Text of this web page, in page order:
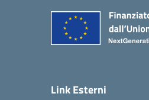
Link Esterni